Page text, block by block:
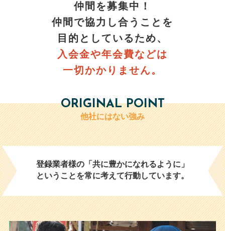
仲間を募集中！
仲間で協力し合うことを
目的としているため、
入会金や年会費などは
一切かかりません。
ORIGINAL POINT
他社にはない強み
登録業者様の「共に豊かになれるように」
ということを常に考えて行動しています。